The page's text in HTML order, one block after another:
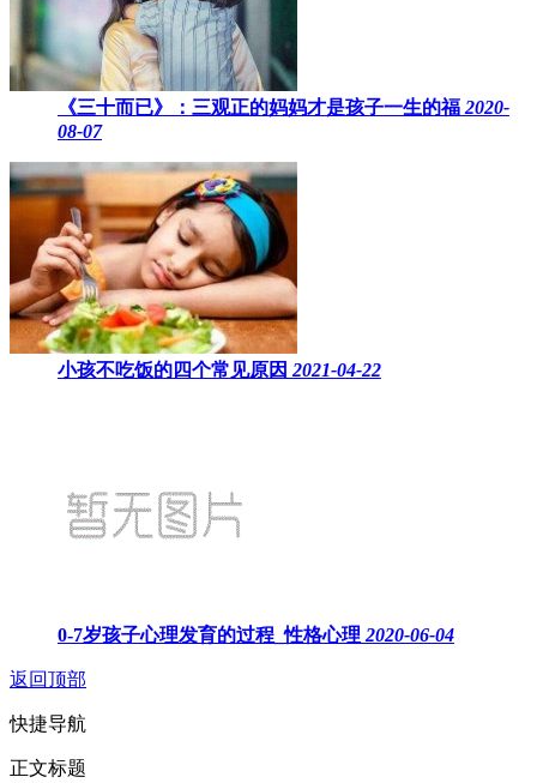
《三十而已》：三观正的妈妈才是孩子一生的福 2020-
08-07
小孩不吃饭的四个常见原因 2021-04-22
0-7岁孩子心理发育的过程_性格心理 2020-06-04
返回顶部
快捷导航
正文标题